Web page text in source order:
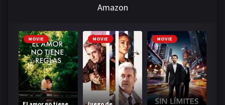
Amazon
MOVIE MOVIE MOVIE